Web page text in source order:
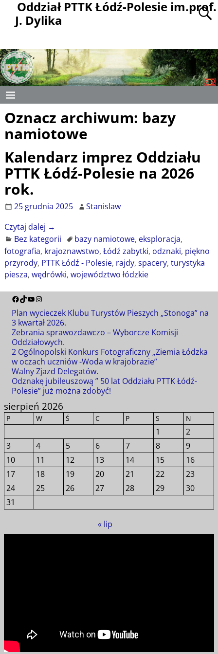
Oddział PTTK Łódź-Polesie im.prof.
J. Dylika
Oznacz archiwum: bazy
namiotowe
Kalendarz imprez Oddziału
PTTK Łódź-Polesie na 2026
rok.
25 grudnia 2025
Stanislaw
Czytaj dalej →
Bez kategorii
bazy namiotowe, eksploracja,
fotografia, krajoznawstwo, Łódź zabytki, odznaki, piękno
przyrody, PTTK Łódź - Polesie, rajdy, spacery, turystyka
piesza, wędrówki, województwo łódzkie
Plan wycieczek Klubu Turystów Pieszych „Stonoga” na
3 kwartał 2026.
Zebrania sprawozdawczo – Wyborcze Komisji
Oddziałowych.
2 Ogólnopolski Konkurs Fotograficzny „Ziemia Łódzka
w oczach uczniów -Woda w krajobrazie”
Walny Zjazd Delegatów.
Odznakę jubileuszową ” 50 lat Oddziału PTTK Łódź-
Polesie” już można zdobyć!
sierpień 2026
P W Ś C P S N
1
2
3
4 5 6 7 8
9
10
11 12 13 14 15
16
17
18 19 20 21 22
23
24
25 26 27 28 29
30
31
« lip